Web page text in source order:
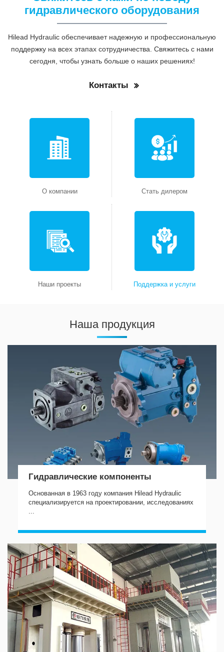
гидравлического оборудования
Hilead Hydraulic обеспечивает надежную и профессиональную
поддержку на всех этапах сотрудничества. Свяжитесь с нами
сегодня, чтобы узнать больше о наших решениях!
Контакты
О компании Стать дилером
Наши проекты Поддержка и услуги
Наша продукция
Гидравлические компоненты
Основанная в 1963 году компания Hilead Hydraulic
специализируется на проектировании, исследованиях
...